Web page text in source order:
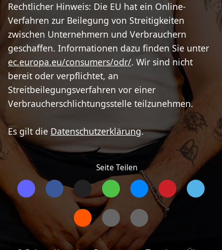
Rechtlicher Hinweis: Die EU hat ein Online-
Verfahren zur Beilegung von Streitigkeiten
zwischen Unternehmern und Verbrauchern
geschaffen. Informationen dazu finden Sie unter
ec.europa.eu/consumers/odr/. Wir sind nicht
bereit oder verpflichtet, an
Streitbeilegungsverfahren vor einer
Verbraucherschlichtungsstelle teilzunehmen.
Es gilt die Datenschutzerklärung.
Seite Teilen